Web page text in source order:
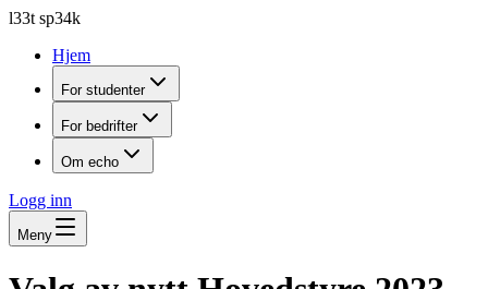
l33t sp34k
Hjem
For studenter
For bedrifter
Om echo
Logg inn
Meny